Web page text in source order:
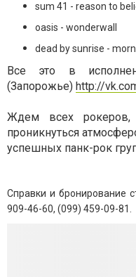
sum 41 - reason to
oasis - wonderwall
dead by sunrise -
Вcе это в
(Запорожье) http://
Ждем всех
проникнуться
успешных панк-рок
Справки и бронирование
909-46-60, (099) 459-09-81.